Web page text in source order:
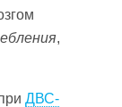
,
ДВС-